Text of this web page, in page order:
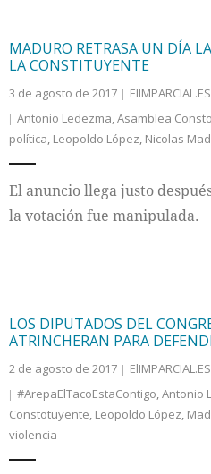
MADURO RETRASA UN DÍA
LA CONSTITUYENTE
3 de agosto de 2017 ElIMPARCIAL.ES
Antonio Ledezma,Asamblea
política, Leopoldo López, Nicolas
El anuncio llega justo
la votación fue manipulada.
LOS DIPUTADOS DEL
ATRINCHERAN PARA
2 de agosto de 2017 ElIMPARCIAL.ES
#ArepaElTacoEstaContigo,Antonio
Constotuyente, Leopoldo López,
violencia